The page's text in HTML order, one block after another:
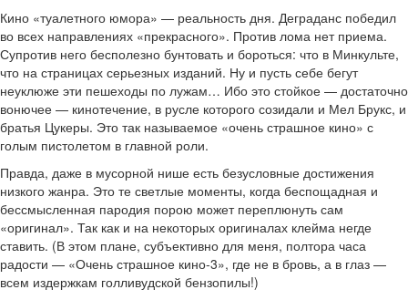
Кино «туалетного юмора» — реальность дня. Деграданс победил
во всех направлениях «прекрасного». Против лома нет приема.
Супротив него бесполезно бунтовать и бороться: что в Минкульте,
что на страницах серьезных изданий. Ну и пусть себе бегут
неуклюже эти пешеходы по лужам… Ибо это стойкое — достаточно
вонючее — кинотечение, в русле которого созидали и Мел Брукс, и
братья Цукеры. Это так называемое «очень страшное кино» с
голым пистолетом в главной роли.
Правда, даже в мусорной нише есть безусловные достижения
низкого жанра. Это те светлые моменты, когда беспощадная и
бессмысленная пародия порою может переплюнуть сам
«оригинал». Так как и на некоторых оригиналах клейма негде
ставить. (В этом плане, субъективно для меня, полтора часа
радости — «Очень страшное кино-3», где не в бровь, а в глаз —
всем издержкам голливудской бензопилы!)